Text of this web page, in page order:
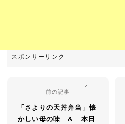
前の記事
「さよりの天丼弁当」懐
かしい母の味 & 本日